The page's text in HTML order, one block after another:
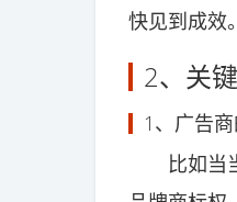
快见到成效。
2、关
1、广告
比如当当